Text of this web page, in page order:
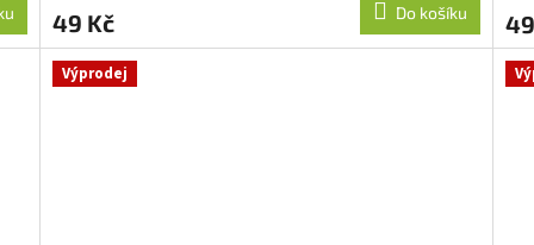
49 Kč Do košíku
Výprodej